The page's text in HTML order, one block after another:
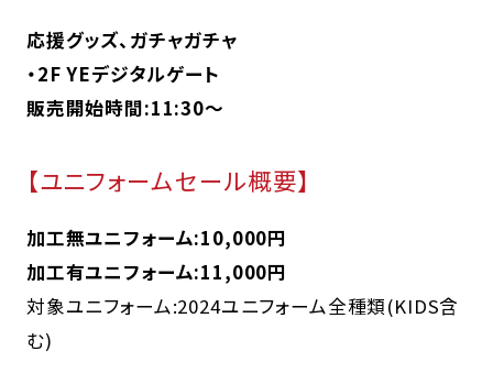
応援グッズ、ガチャガチャ
・2F YEデジタルゲート
販売開始時間:11:30～
【ユニフォームセール概要】
加工無ユニフォーム:10,000円
加工有ユニフォーム:11,000円
対象ユニフォーム:2024ユニフォーム全種類(KIDS含
む)